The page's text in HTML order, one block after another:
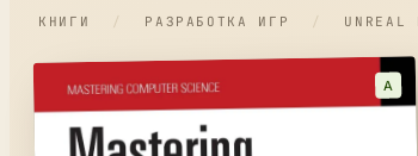
КНИГИ / РАЗРАБОТКА ИГР / UNREAL
A